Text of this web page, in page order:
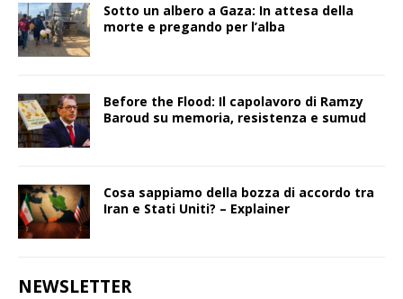
Sotto un albero a Gaza: In attesa della
morte e pregando per l’alba
Before the Flood: Il capolavoro di Ramzy
Baroud su memoria, resistenza e sumud
Cosa sappiamo della bozza di accordo tra
Iran e Stati Uniti? – Explainer
NEWSLETTER